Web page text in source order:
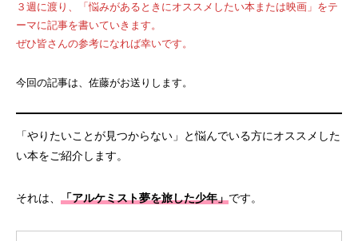
３週に渡り、「悩みがあるときにオススメしたい本または映画」をテ
ーマに記事を書いていきます。
ぜひ皆さんの参考になれば幸いです。
今回の記事は、佐藤がお送りします。
「やりたいことが見つからない」と悩んでいる方にオススメした
い本をご紹介します。
それは、 「アルケミスト夢を旅した少年」です。